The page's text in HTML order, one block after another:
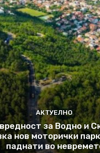
АКТУЕЛНО
за Водно и
нов моторички
паднати во